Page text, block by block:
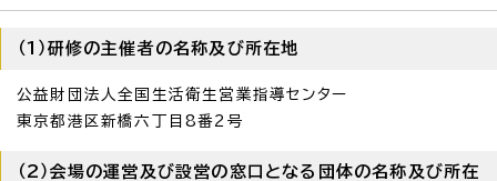
（1）研修の主催者の名称及び所在地
公益財団法人全国生活衛生営業指導センター
東京都港区新橋六丁目8番2号
（2）会場の運営及び設営の窓口となる団体の名称及び所在